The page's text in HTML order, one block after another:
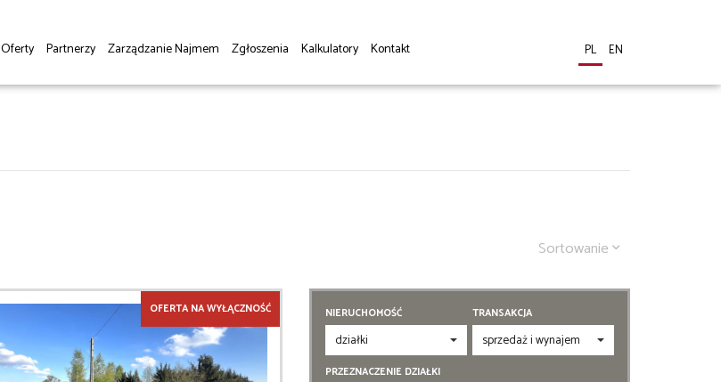
Oferty Partnerzy Zarządzanie Najmem Zgłoszenia Kalkulatory Kontakt PL EN
Sortowanie
OFERTA NA WYŁĄCZNOŚĆ NIERUCHOMOŚĆ TRANSAKCJA
PRZEZNACZENIE DZIAŁKI